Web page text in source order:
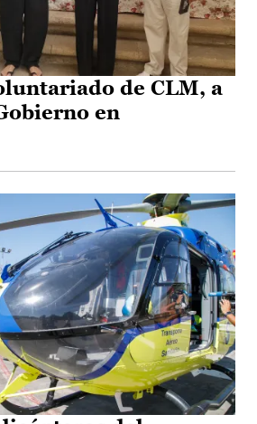
de CLM, a
en